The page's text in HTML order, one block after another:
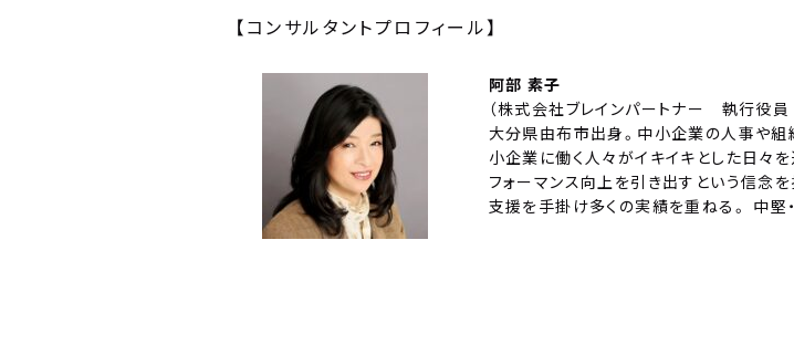
【コンサルタントプロフィール】
阿部 素子
（株式会社ブレインパートナー 執行役員
大分県由布市出身。中小企業の人事や組
小企業に働く人々がイキイキとした日々
フォーマンス向上を引き出すという信念
支援を手掛け多くの実績を重ねる。 中堅